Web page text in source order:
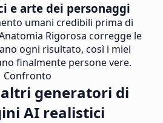
e arte dei personaggi
umani credibili prima di
Rigorosa corregge le
ogni risultato, così i miei
finalmente persone vere.
Confronto
generatori di
AI realistici